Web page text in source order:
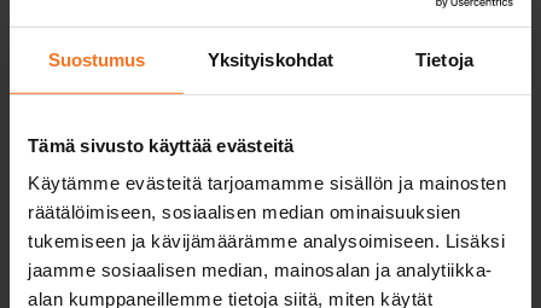
Suostumus Yksityiskohdat Tietoja
Tämä sivusto käyttää evästeitä
Käytämme evästeitä tarjoamamme sisällön ja mainosten
räätälöimiseen, sosiaalisen median ominaisuuksien
tukemiseen ja kävijämäärämme analysoimiseen. Lisäksi
jaamme sosiaalisen median, mainosalan ja analytiikka-
alan kumppaneillemme tietoja siitä, miten käytät
Milloin tarvitset B/96-korttia?
Tarvitset B/96-kortin, kun ajoneuvoyhdistelmän
kokonaismassa ylittää 3 500 kg mutta ei ylitä 4 250
kg. Tämä on käytännöllinen vaihtoehto esimerkiksi
matkailuvaunujen tai isompien perävaunujen
vetämiseen.